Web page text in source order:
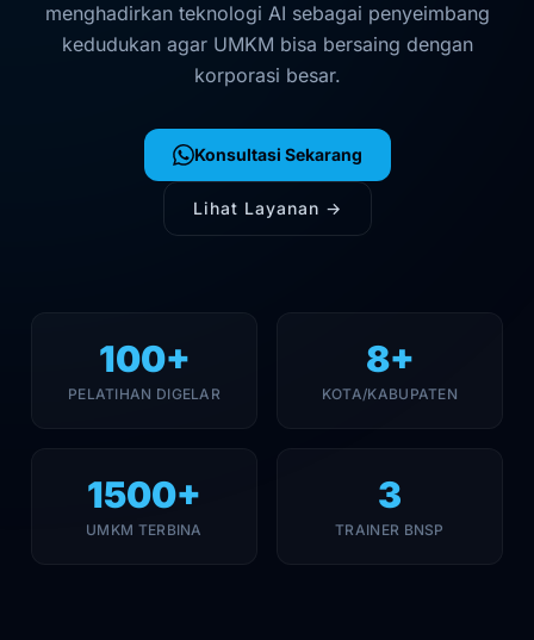
menghadirkan teknologi AI sebagai penyeimbang
kedudukan agar UMKM bisa bersaing dengan
korporasi besar.
Konsultasi Sekarang
Lihat Layanan →
100+
PELATIHAN DIGELAR
8+
KOTA/KABUPATEN
1500+
UMKM TERBINA
3
TRAINER BNSP